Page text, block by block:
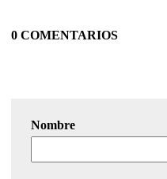
0 COMENTARIOS
Nombre